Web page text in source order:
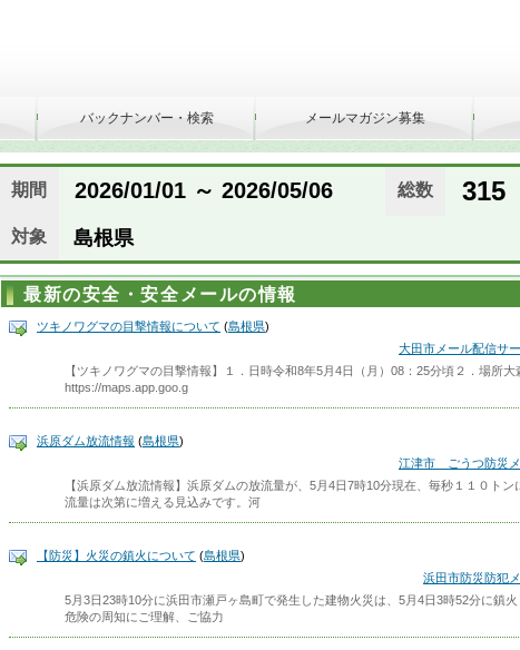
期間 2026/01/01 ～ 2026/05/06 総数 315
対象 島根県
最新の安全・安全メールの情報
ツキノワグマの目撃情報について (島根県)
大田市メール配信サ
【ツキノワグマの目撃情報】１．日時令和8年5月4日（月）08：25分頃２．場所大
https://maps.app.goo.g
浜原ダム放流情報 (島根県)
江津市 ごうつ防災
【浜原ダム放流情報】浜原ダムの放流量が、5月4日7時10分現在、毎秒１１０ト
流量は次第に増える見込みです。河
【防災】火災の鎮火について (島根県)
浜田市防災防犯
5月3日23時10分に浜田市瀬戸ヶ島町で発生した建物火災は、5月4日3時52分に鎮
危険の周知にご理解、ご協力
バックナンバー・検索 メールマガジン募集